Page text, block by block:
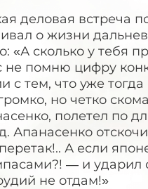
деловая встреча
о жизни
«А сколько у тебя
не помню цифру
с тем, что уже
но четко
полетел по
Апанасенко
А если
— и ударил
не отдам!»